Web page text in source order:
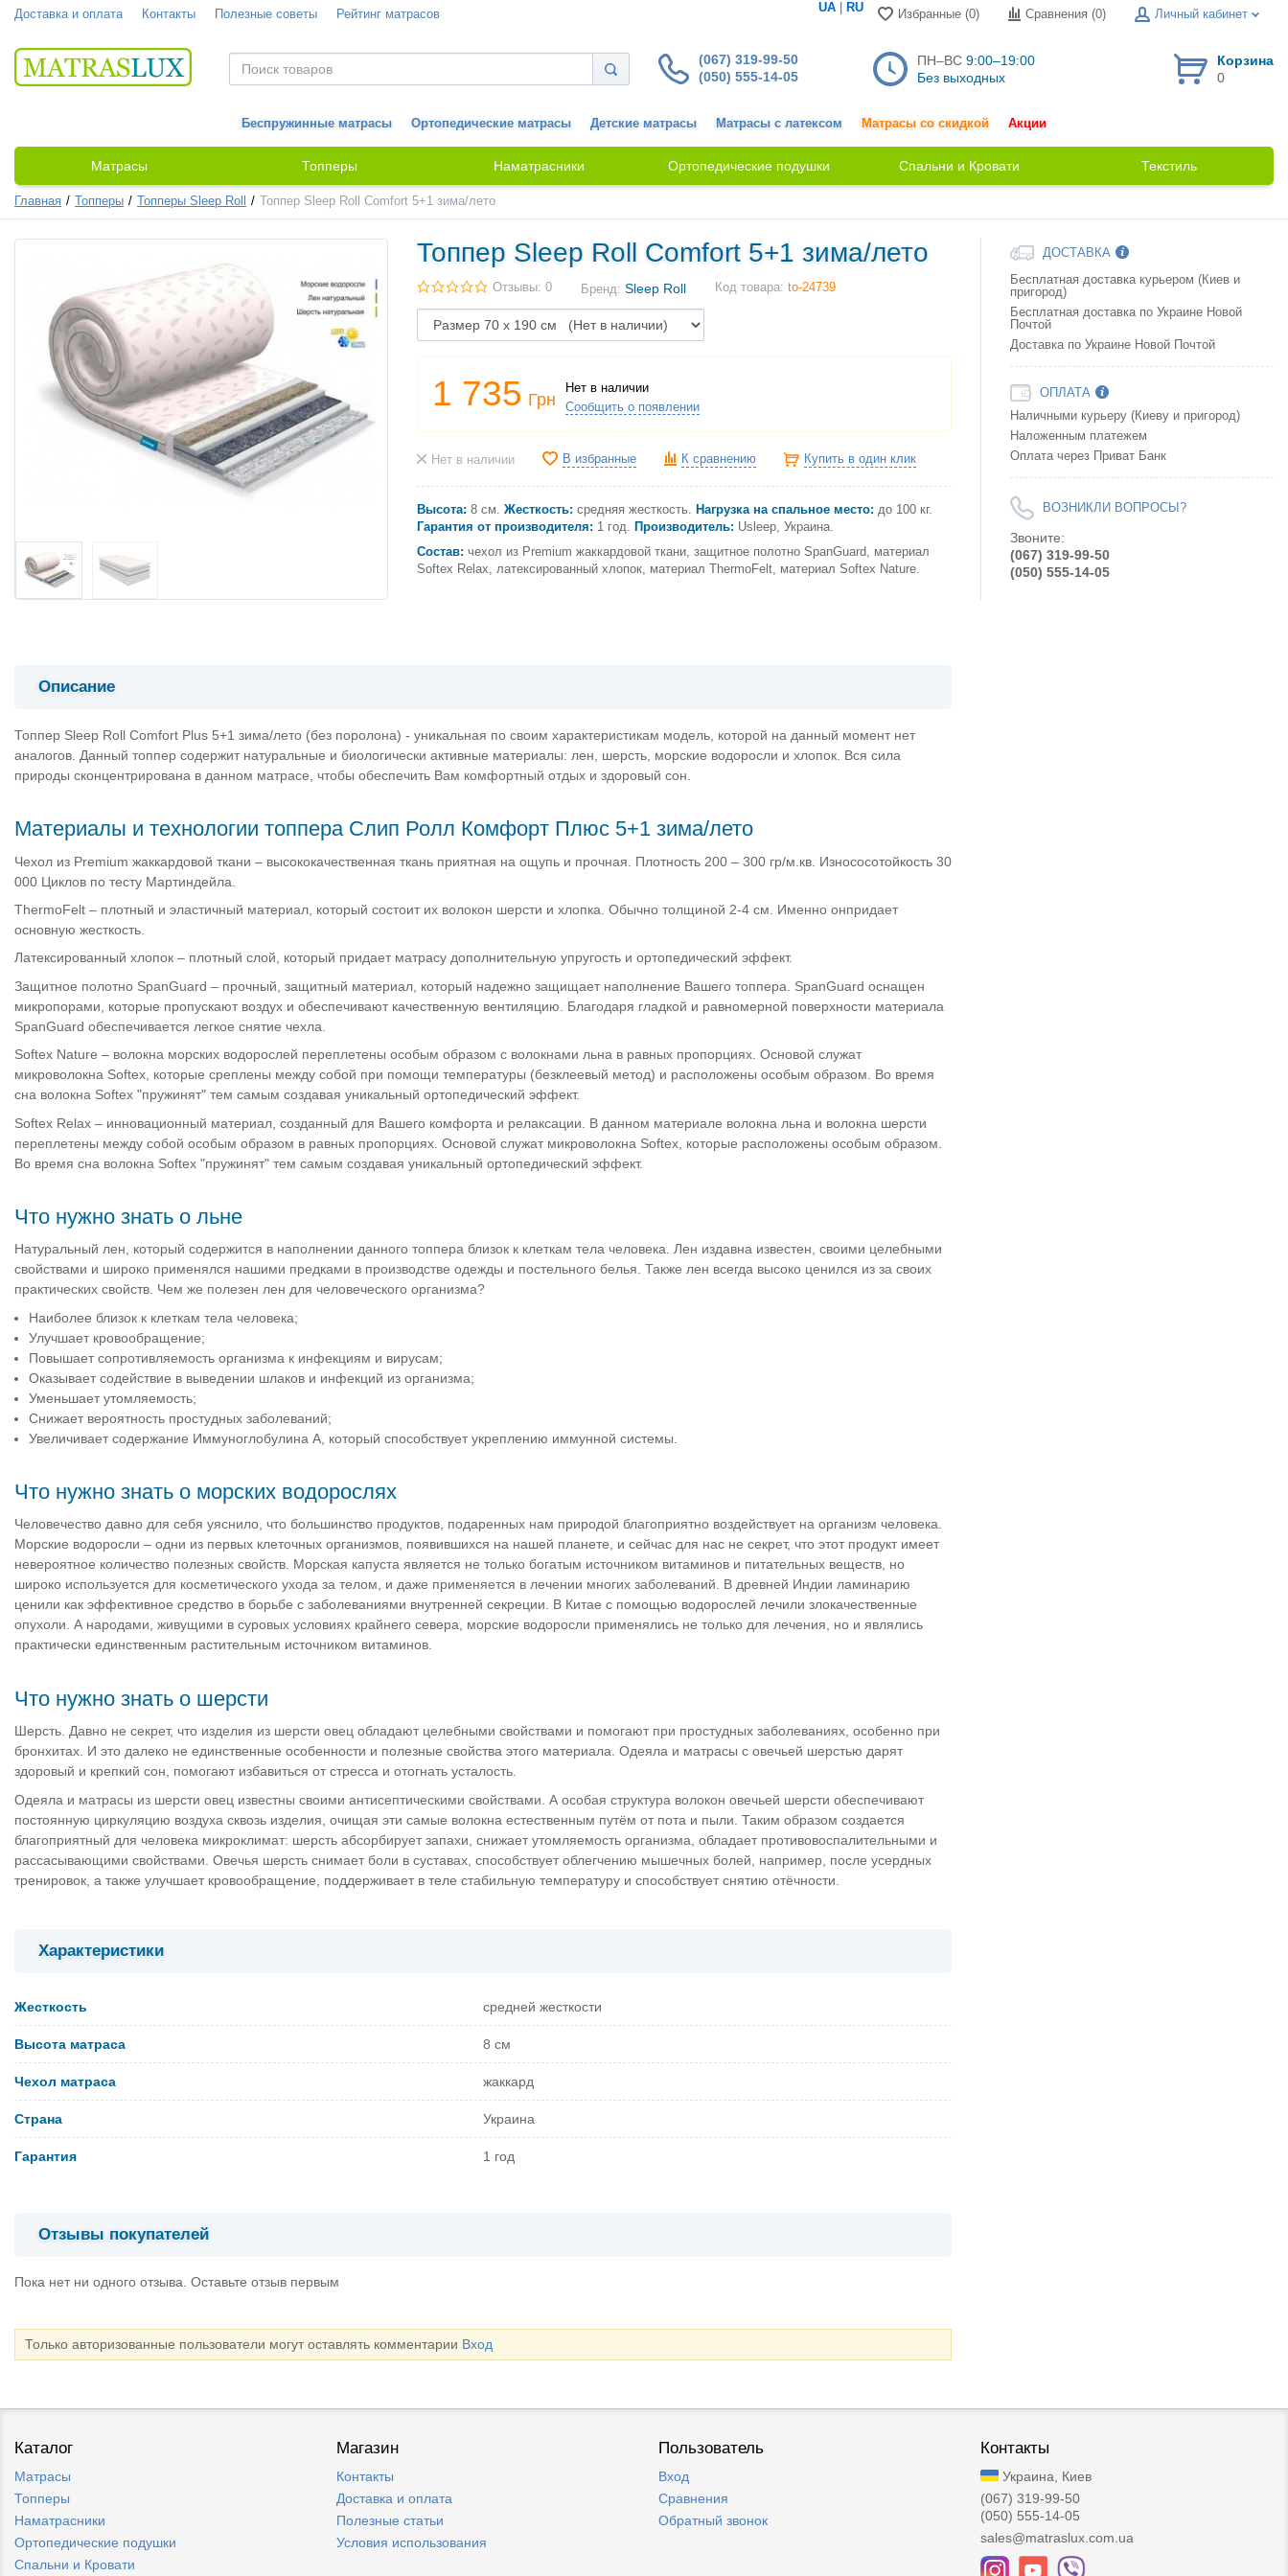
Доставка и оплата Контакты Полезные советы Рейтинг матрасов UA RU Избранные (0) Сравнения (0) Личный кабинет
(067) 319-99-50
(050) 555-14-05
ПН–ВС 9:00–19:00
Без выходных
Корзина
0
Беспружинные матрасы Ортопедические матрасы Детские матрасы Матрасы с латексом Матрасы со скидкой Акции
Матрасы Топперы Наматрасники Ортопедические подушки Спальни и Кровати Текстиль
Главная Топперы Топперы Sleep Roll Топпер Sleep Roll Comfort 5+1 зима/лето
Топпер Sleep Roll Comfort 5+1 зима/лето
Отзывы: 0 Бренд: Sleep Roll Код товара: to-24739
1 735 Грн
Нет в наличии
Сообщить о появлении
Нет в наличии В избранные К сравнению Купить в один клик
Высота: 8 см. Жесткость: средняя жесткость. Нагрузка на спальное место: до 100 кг.
Гарантия от производителя: 1 год. Производитель: Usleep, Украина.
Состав: чехол из Premium жаккардовой ткани, защитное полотно SpanGuard, материал
Softex Relax, латексированный хлопок, материал ThermoFelt, материал Softex Nature.
Описание
Топпер Sleep Roll Comfort Plus 5+1 зима/лето (без поролона) - уникальная по своим характеристикам модель, которой на данный момент нет
аналогов. Данный топпер содержит натуральные и биологически активные материалы: лен, шерсть, морские водоросли и хлопок. Вся сила
природы сконцентрирована в данном матрасе, чтобы обеспечить Вам комфортный отдых и здоровый сон.
Материалы и технологии топпера Слип Ролл Комфорт Плюс 5+1 зима/лето
Чехол из Premium жаккардовой ткани – высококачественная ткань приятная на ощупь и прочная. Плотность 200 – 300 гр/м.кв. Износосотойкость 30
000 Циклов по тесту Мартиндейла.
ThermoFelt – плотный и эластичный материал, который состоит их волокон шерсти и хлопка. Обычно толщиной 2-4 см. Именно онпридает
основную жесткость.
Латексированный хлопок – плотный слой, который придает матрасу дополнительную упругость и ортопедический эффект.
Защитное полотно SpanGuard – прочный, защитный материал, который надежно защищает наполнение Вашего топпера. SpanGuard оснащен
микропорами, которые пропускают воздух и обеспечивают качественную вентиляцию. Благодаря гладкой и равномерной поверхности материала
SpanGuard обеспечивается легкое снятие чехла.
Softex Nature – волокна морских водорослей переплетены особым образом с волокнами льна в равных пропорциях. Основой служат
микроволокна Softex, которые среплены между собой при помощи температуры (безклеевый метод) и расположены особым образом. Во время
сна волокна Softex "пружинят" тем самым создавая уникальный ортопедический эффект.
Softex Relax – инновационный материал, созданный для Вашего комфорта и релаксации. В данном материале волокна льна и волокна шерсти
переплетены между собой особым образом в равных пропорциях. Основой служат микроволокна Softex, которые расположены особым образом.
Во время сна волокна Softex "пружинят" тем самым создавая уникальный ортопедический эффект.
Что нужно знать о льне
Натуральный лен, который содержится в наполнении данного топпера близок к клеткам тела человека. Лен издавна известен, своими целебными
свойствами и широко применялся нашими предками в производстве одежды и постельного белья. Также лен всегда высоко ценился из за своих
практических свойств. Чем же полезен лен для человеческого организма?
Наиболее близок к клеткам тела человека;
Улучшает кровообращение;
Повышает сопротивляемость организма к инфекциям и вирусам;
Оказывает содействие в выведении шлаков и инфекций из организма;
Уменьшает утомляемость;
Снижает вероятность простудных заболеваний;
Увеличивает содержание Иммуноглобулина А, который способствует укреплению иммунной системы.
Что нужно знать о морских водорослях
Человечество давно для себя уяснило, что большинство продуктов, подаренных нам природой благоприятно воздействует на организм человека.
Морские водоросли – одни из первых клеточных организмов, появившихся на нашей планете, и сейчас для нас не секрет, что этот продукт имеет
невероятное количество полезных свойств. Морская капуста является не только богатым источником витаминов и питательных веществ, но
широко используется для косметического ухода за телом, и даже применяется в лечении многих заболеваний. В древней Индии ламинарию
ценили как эффективное средство в борьбе с заболеваниями внутренней секреции. В Китае с помощью водорослей лечили злокачественные
опухоли. А народами, живущими в суровых условиях крайнего севера, морские водоросли применялись не только для лечения, но и являлись
практически единственным растительным источником витаминов.
Что нужно знать о шерсти
Шерсть. Давно не секрет, что изделия из шерсти овец обладают целебными свойствами и помогают при простудных заболеваниях, особенно при
бронхитах. И это далеко не единственные особенности и полезные свойства этого материала. Одеяла и матрасы с овечьей шерстью дарят
здоровый и крепкий сон, помогают избавиться от стресса и отогнать усталость.
Одеяла и матрасы из шерсти овец известны своими антисептическими свойствами. А особая структура волокон овечьей шерсти обеспечивают
постоянную циркуляцию воздуха сквозь изделия, очищая эти самые волокна естественным путём от пота и пыли. Таким образом создается
благоприятный для человека микроклимат: шерсть абсорбирует запахи, снижает утомляемость организма, обладает противовоспалительными и
рассасывающими свойствами. Овечья шерсть снимает боли в суставах, способствует облегчению мышечных болей, например, после усердных
тренировок, а также улучшает кровообращение, поддерживает в теле стабильную температуру и способствует снятию отёчности.
Характеристики
Жесткость средней жесткости
Высота матраса 8 см
Чехол матраса жаккард
Страна Украина
Гарантия 1 год
Отзывы покупателей
Пока нет ни одного отзыва. Оставьте отзыв первым
Только авторизованные пользователи могут оставлять комментарии Вход
ДОСТАВКА
Бесплатная доставка курьером (Киев и
пригород)
Бесплатная доставка по Украине Новой
Почтой
Доставка по Украине Новой Почтой
ОПЛАТА
Наличными курьеру (Киеву и пригород)
Наложенным платежем
Оплата через Приват Банк
ВОЗНИКЛИ ВОПРОСЫ?
Звоните:
(067) 319-99-50
(050) 555-14-05
Каталог
Матрасы
Топперы
Наматрасники
Ортопедические подушки
Спальни и Кровати
Магазин
Контакты
Доставка и оплата
Полезные статьи
Условия использования
Пользователь
Вход
Сравнения
Обратный звонок
Контакты
Украина, Киев
(067) 319-99-50
(050) 555-14-05
sales@matraslux.com.ua